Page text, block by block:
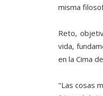
misma
Reto,
vida,
en la Cima
"Las cosas